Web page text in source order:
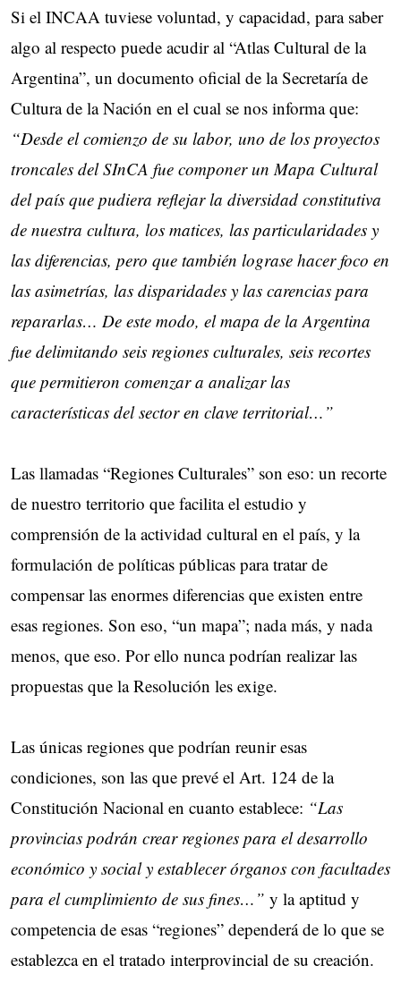
Si el INCAA tuviese voluntad, y capacidad, para saber
algo al respecto puede acudir al “Atlas Cultural de la
Argentina”, un documento oficial de la Secretaría de
Cultura de la Nación en el cual se nos informa que:
“Desde el comienzo de su labor, uno de los proyectos
troncales del SInCA fue componer un Mapa Cultural
del país que pudiera reflejar la diversidad constitutiva
de nuestra cultura, los matices, las particularidades y
las diferencias, pero que también lograse hacer foco en
las asimetrías, las disparidades y las carencias para
repararlas… De este modo, el mapa de la Argentina
fue delimitando seis regiones culturales, seis recortes
que permitieron comenzar a analizar las
características del sector en clave territorial…”
Las llamadas “Regiones Culturales” son eso: un recorte
de nuestro territorio que facilita el estudio y
comprensión de la actividad cultural en el país, y la
formulación de políticas públicas para tratar de
compensar las enormes diferencias que existen entre
esas regiones. Son eso, “un mapa”; nada más, y nada
menos, que eso. Por ello nunca podrían realizar las
propuestas que la Resolución les exige.
Las únicas regiones que podrían reunir esas
condiciones, son las que prevé el Art. 124 de la
Constitución Nacional en cuanto establece: “Las
provincias podrán crear regiones para el desarrollo
económico y social y establecer órganos con facultades
para el cumplimiento de sus fines…” y la aptitud y
competencia de esas “regiones” dependerá de lo que se
establezca en el tratado interprovincial de su creación.